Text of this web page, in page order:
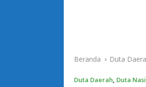
Beranda Duta
Duta Daerah, Duta